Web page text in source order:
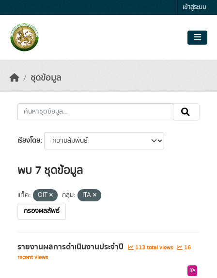
เข้าสู่ระบบ
ชุดข้อมูล
เรียงโดย
พบ 7 ชุดข้อมูล
แท็ค: OIT กลุ่ม:
ITA
กรองผลลัพธ์
รายงานผลการดำเนินงานประจำปี 113 total views
16
recent views
ITA